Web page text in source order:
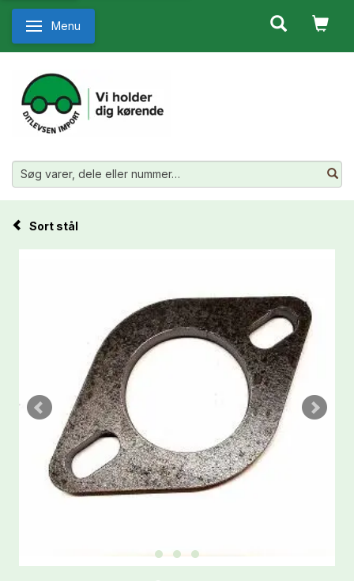
Skifte navigation
Menu
Sort stål